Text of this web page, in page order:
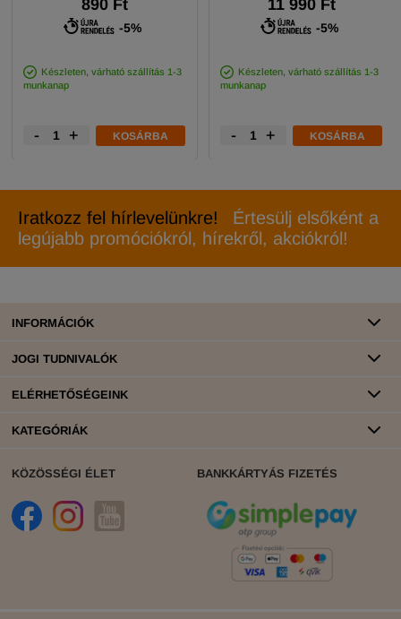
890 Ft
-5%
Készleten, várható szállítás 1-3
munkanap
- + KOSÁRBA
11 990 Ft
-5%
Készleten, várható szállítás 1-3
munkanap
- + KOSÁRBA
Iratkozz fel hírlevelünkre!
Értesülj elsőként a
legújabb promóciókról, hírekről, akciókról!
INFORMÁCIÓK
JOGI TUDNIVALÓK
ELÉRHETŐSÉGEINK
KATEGÓRIÁK
KÖZÖSSÉGI ÉLET BANKKÁRTYÁS FIZETÉS